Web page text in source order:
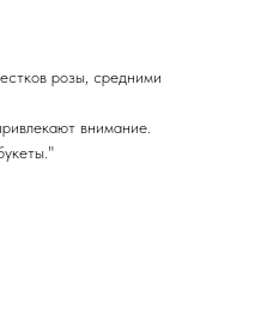
розы, средними
внимание.